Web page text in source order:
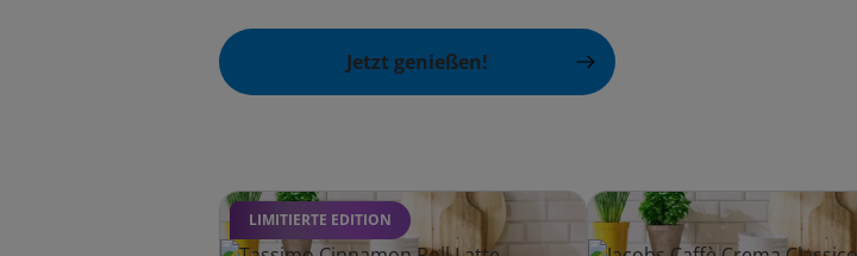
Jetzt genießen!
LIMITIERTE EDITION